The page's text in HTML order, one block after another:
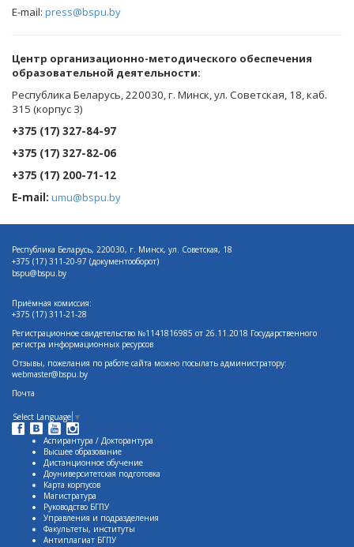
E-mail: press@bspu.by
Центр организационно-методического обеспечения
образовательной деятельности:
Республика Беларусь, 220030, г. Минск, ул. Советская, 18, каб.
315 (корпус 3)
+375 (17) 327-84-97
+375 (17) 327-82-06
+375 (17) 200-71-12
E-mail: umu@bspu.by
Республика Беларусь, 220030, г. Минск, ул. Советская, 18
+375 (17) 311-20-97 (документооборот)
bspu@bspu.by
Приёмная комиссия:
+375 (17) 311-21-28
Регистрационное свидетельство №1141816985 от 26.11.2018 Государственного
регистра информационных ресурсов
Отзывы, пожелания по работе сайта можно посылать администратору:
webmaster@bspu.by
Почта
Select Language ▼
Аспирантура / Докторантура
Высшее образование
Дистанционное обучение
Доуниверситетская подготовка
Карта корпусов
Магистратура
Руководство БГПУ
Управления и подразделения
Факультеты, институты
Антиплагиат БГПУ